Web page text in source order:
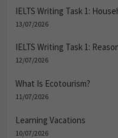
IELTS Writing Task 1:
13/07/2026
IELTS Writing Task 1:
12/07/2026
What Is Ecotourism?
11/07/2026
Learning Vacations
10/07/2026